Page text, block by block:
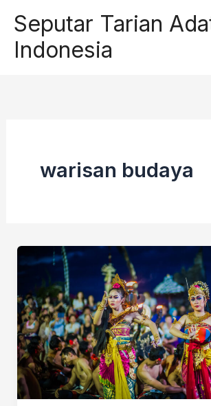
content
Seputar Tarian
Indonesia
warisan budaya